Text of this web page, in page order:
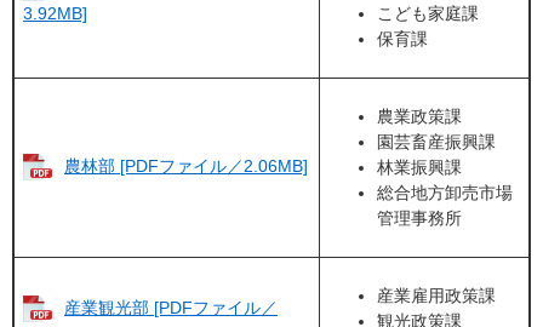
3.92MB]
こども家庭課
保育課
農林部 [PDFファイル／2.06MB]
農業政策課
園芸畜産振興課
林業振興課
総合地方卸売市場
管理事務所
産業観光部 [PDFファイル／
産業雇用政策課
観光政策課